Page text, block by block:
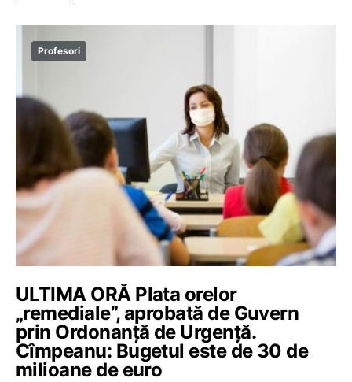
Profesori
ULTIMA ORĂ Plata orelor
„remediale”, aprobată de Guvern
prin Ordonanță de Urgență.
Cîmpeanu: Bugetul este de 30 de
milioane de euro